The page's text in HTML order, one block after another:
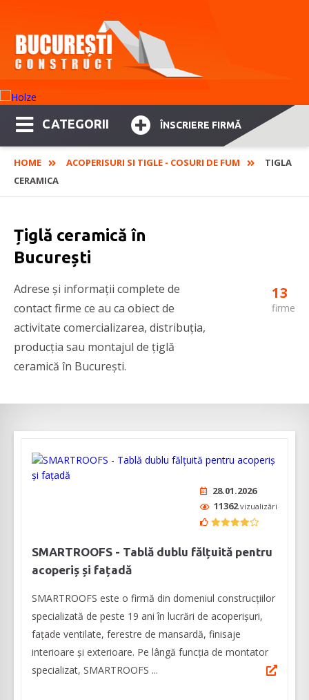
CATEGORII ÎNSCRIERE FIRMĂ
HOME ACOPERISURI SI TIGLE - COSURI DE FUM
TIGLA
CERAMICA
Țiglă ceramică în
București
Adrese și informații complete de
contact firme ce au ca obiect de
activitate comercializarea, distribuția,
producția sau montajul de țiglă
ceramică în București.
13
firme
28.01.2026
11362vizualizări
SMARTROOFS - Tablă dublu fălțuită pentru
acoperiș și fațadă
SMARTROOFS este o firmă din domeniul construcţiilor
specializată de peste 19 ani în lucrări de acoperişuri,
faţade ventilate, ferestre de mansardă, finisaje
interioare şi exterioare. Pe lângă funcția de montator
specializat, SMARTROOFS ...